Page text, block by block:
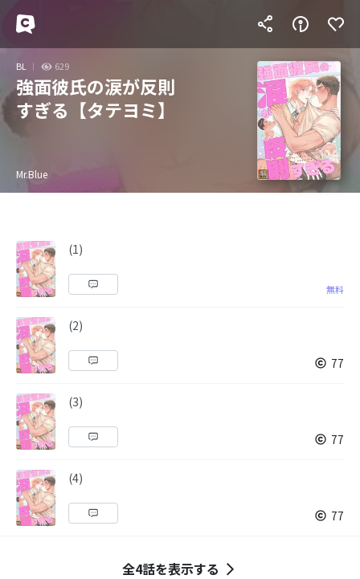
BL 629
強面彼氏の涙が反則
すぎる【タテヨミ】
Mr.Blue
(1)
無料
(2)
77
(3)
77
(4)
77
全4話を表示する